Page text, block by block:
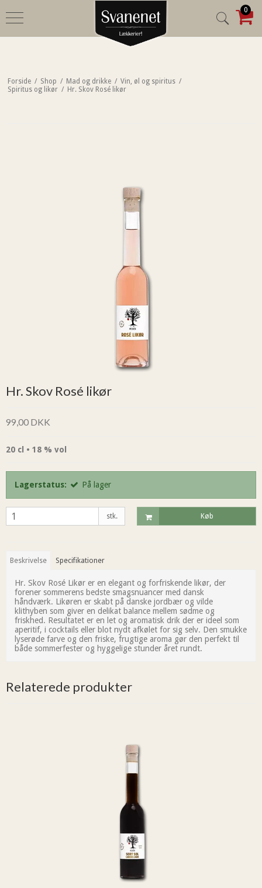
0
Forside / Shop / Mad og drikke / Vin, øl og spiritus /
Spiritus og likør / Hr. Skov Rosé likør
Hr. Skov Rosé likør
99,00 DKK
20 cl • 18 % vol
Lagerstatus: På lager
stk. Køb
Beskrivelse Specifikationer
Hr. Skov Rosé Likør er en elegant og forfriskende likør, der
forener sommerens bedste smagsnuancer med dansk
håndværk. Likøren er skabt på danske jordbær og vilde
klithyben som giver en delikat balance mellem sødme og
friskhed. Resultatet er en let og aromatisk drik der er ideel som
aperitif, i cocktails eller blot nydt afkølet for sig selv. Den smukke
lyserøde farve og den friske, frugtige aroma gør den perfekt til
både sommerfester og hyggelige stunder året rundt.
Relaterede produkter